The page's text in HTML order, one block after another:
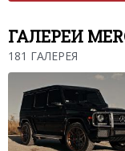
ГАЛЕРЕИ
181 ГАЛЕРЕЯ